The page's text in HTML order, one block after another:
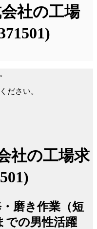
社の工場
ださい。
社の工場求
磨き作業（短
での男性活躍